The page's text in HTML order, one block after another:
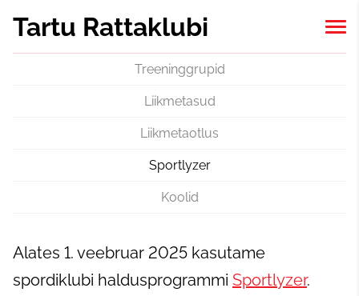
Tartu Rattaklubi
Treeninggrupid
Liikmetasud
Liikmetaotlus
Sportlyzer
Koolid
Alates 1. veebruar 2025 kasutame
spordiklubi haldusprogrammi Sportlyzer.